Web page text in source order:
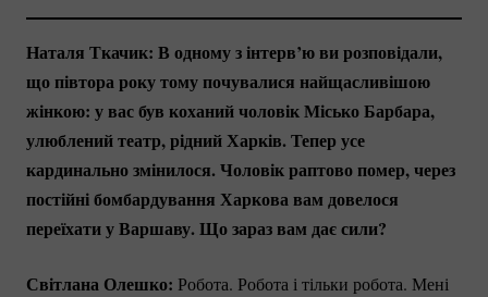
Наталя Ткачик: В одному з інтерв’ю ви розповідали,
що півтора року тому почувалися найщасливішою
жінкою: у вас був коханий чоловік Місько Барбара,
улюблений театр, рідний Харків. Тепер усе
кардинально змінилося. Чоловік раптово помер, через
постійні бомбардування Харкова вам довелося
переїхати у Варшаву. Що зараз вам дає сили?
Світлана Олешко: Робота. Робота і тільки робота. Мені